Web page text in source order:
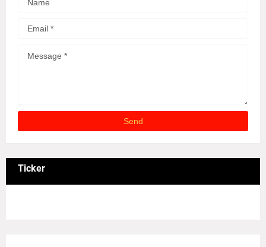
Ticker